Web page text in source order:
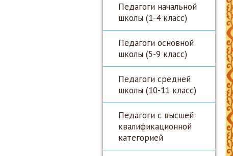
Педагоги начальной
школы (1-4 класс)
Педагоги основной
школы (5-9 класс)
Педагоги средней
школы (10-11 класс)
Педагоги с высшей
квалификационной
категорией